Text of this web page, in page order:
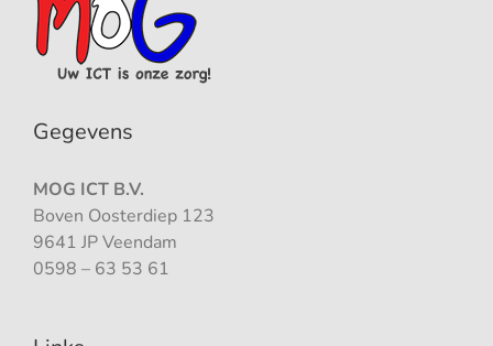
Gegevens
MOG ICT B.V.
Boven Oosterdiep 123
9641 JP Veendam
0598 – 63 53 61